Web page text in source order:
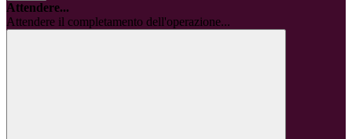
Attendere...
Attendere il completamento dell'operazione...